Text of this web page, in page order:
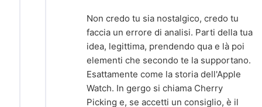
Non credo tu sia nostalgico, credo tu
faccia un errore di analisi. Parti della tua
idea, legittima, prendendo qua e là poi
elementi che secondo te la supportano.
Esattamente come la storia dell'Apple
Watch. In gergo si chiama Cherry
Picking e, se accetti un consiglio, è il